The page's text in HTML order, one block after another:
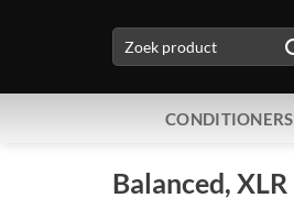
naar:
CONDITIONERS
Balanced, XLR